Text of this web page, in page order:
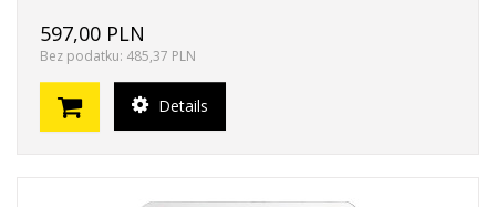
597,00 PLN
Bez podatku: 485,37 PLN
Details